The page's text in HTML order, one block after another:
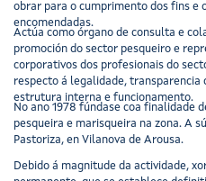
obrar para o cumprimento dos fins e
encomendadas.
Actúa como órgano de consulta e
promoción do sector pesqueiro e
corporativos dos profesionais do
respecto á legalidade, transparencia
estrutura interna e funcionamento.
No ano 1978 fúndase coa finalidade
pesqueira e marisqueira na zona. A
Pastoriza, en Vilanova de Arousa.
Debido á magnitude da actividade,